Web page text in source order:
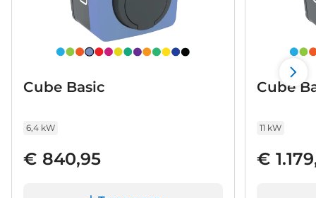
Cube Basic
6,4 kW
€ 840,95
Cube
11 kW
€